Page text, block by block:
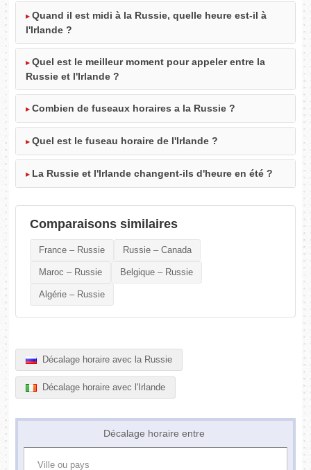
Quand il est midi à la Russie, quelle heure est-il à
l'Irlande ?
Quel est le meilleur moment pour appeler entre la
Russie et l'Irlande ?
Combien de fuseaux horaires a la Russie ?
Quel est le fuseau horaire de l'Irlande ?
La Russie et l'Irlande changent-ils d'heure en été ?
Comparaisons similaires
France – Russie Russie – Canada
Maroc – Russie Belgique – Russie
Algérie – Russie
Décalage horaire avec la Russie
Décalage horaire avec l'Irlande
Décalage horaire entre